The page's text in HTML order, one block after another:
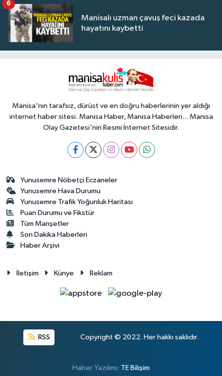
Manisalı uzman çavuş feci kazada
hayatını kaybetti
6
Manisa'nın tarafsız, dürüst ve en doğru haberlerinin yer aldığı
internet haber sitesi. Manisa Haber, Manisa Haberleri... Manisa
Olay Gazetesi'nin Resmi İnternet Sitesidir.
Yunusemre Nöbetçi Eczaneler
Yunusemre Hava Durumu
Yunusemre Trafik Yoğunluk Haritası
Puan Durumu ve Fikstür
Tüm Manşetler
Son Dakika Haberleri
Haber Arşivi
İletişim Künye Reklam
RSS Copyright © 2022. Her hakkı saklıdır.
Haber Yazılımı: TE Bilişim